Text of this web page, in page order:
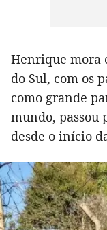
Henrique mora
do Sul, com os
como grande
mundo, passou
desde o início